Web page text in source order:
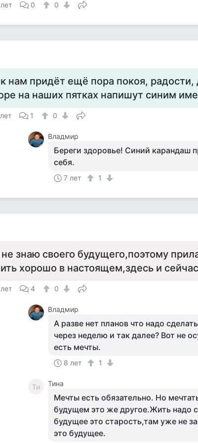
0 0
нам придёт ещё пора покоя, радости,
на наших пятках напишут синим
1 0
Владмир
Береги здоровье! Синий карандаш
себя.
7 лет 1
знаю своего будущего,поэтому
хорошо в настоящем,здесь и
4 0
Владмир
А разве нет планов что надо
через неделю и так далее? Вот не
есть мечты.
8 лет 1
Ти Тина
Мечты есть обязательно. Но
будущем это же другое.Жить надо
будущее это старость,там уже не
это будущее.